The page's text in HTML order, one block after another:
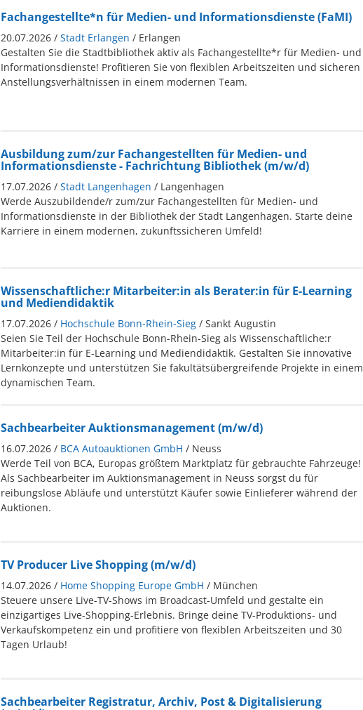
Fachangestellte*n für Medien- und Informationsdienste (FaMI)
20.07.2026 / Stadt Erlangen / Erlangen
Gestalten Sie die Stadtbibliothek aktiv als Fachangestellte*r für Medien- und
Informationsdienste! Profitieren Sie von flexiblen Arbeitszeiten und sicheren
Anstellungsverhältnissen in einem modernen Team.
Ausbildung zum/zur Fachangestellten für Medien- und
Informationsdienste - Fachrichtung Bibliothek (m/w/d)
17.07.2026 / Stadt Langenhagen / Langenhagen
Werde Auszubildende/r zum/zur Fachangestellten für Medien- und
Informationsdienste in der Bibliothek der Stadt Langenhagen. Starte deine
Karriere in einem modernen, zukunftssicheren Umfeld!
Wissenschaftliche:r Mitarbeiter:in als Berater:in für E-Learning
und Mediendidaktik
17.07.2026 / Hochschule Bonn-Rhein-Sieg / Sankt Augustin
Seien Sie Teil der Hochschule Bonn-Rhein-Sieg als Wissenschaftliche:r
Mitarbeiter:in für E-Learning und Mediendidaktik. Gestalten Sie innovative
Lernkonzepte und unterstützen Sie fakultätsübergreifende Projekte in einem
dynamischen Team.
Sachbearbeiter Auktionsmanagement (m/w/d)
16.07.2026 / BCA Autoauktionen GmbH / Neuss
Werde Teil von BCA, Europas größtem Marktplatz für gebrauchte Fahrzeuge!
Als Sachbearbeiter im Auktionsmanagement in Neuss sorgst du für
reibungslose Abläufe und unterstützt Käufer sowie Einlieferer während der
Auktionen.
TV Producer Live Shopping (m/w/d)
14.07.2026 / Home Shopping Europe GmbH / München
Steuere unsere Live-TV-Shows im Broadcast-Umfeld und gestalte ein
einzigartiges Live-Shopping-Erlebnis. Bringe deine TV-Produktions- und
Verkaufskompetenz ein und profitiere von flexiblen Arbeitszeiten und 30
Tagen Urlaub!
Sachbearbeiter Registratur, Archiv, Post & Digitalisierung